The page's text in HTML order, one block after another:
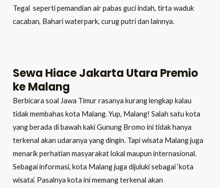
Tegal seperti pemandian air pabas guci indah, tirta waduk
cacaban, Bahari waterpark, curug putri dan lainnya.
Sewa Hiace Jakarta Utara Premio
ke Malang
Berbicara soal Jawa Timur rasanya kurang lengkap kalau
tidak membahas kota Malang. Yup, Malang! Salah satu kota
yang berada di bawah kaki Gunung Bromo ini tidak hanya
terkenal akan udaranya yang dingin. Tapi wisata Malang juga
menarik perhatian masyarakat lokal maupun internasional.
Sebagai informasi, kota Malang juga dijuluki sebagai ‘kota
wisata’. Pasalnya kota ini memang terkenal akan